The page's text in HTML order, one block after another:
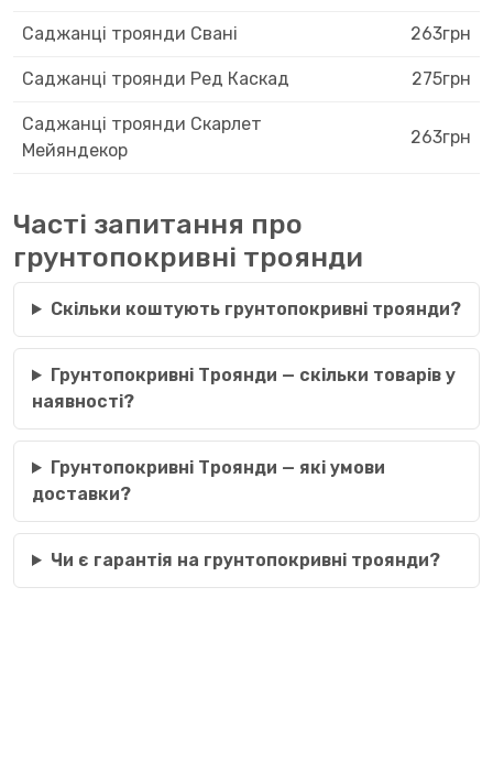
Саджанці троянди Свані 263грн
Саджанці троянди Ред Каскад 275грн
Саджанці троянди Скарлет
Мейяндекор
263грн
Часті запитання про
грунтопокривні троянди
Скільки коштують грунтопокривні троянди?
Грунтопокривні Троянди — скільки товарів у
наявності?
Грунтопокривні Троянди — які умови
доставки?
Чи є гарантія на грунтопокривні троянди?